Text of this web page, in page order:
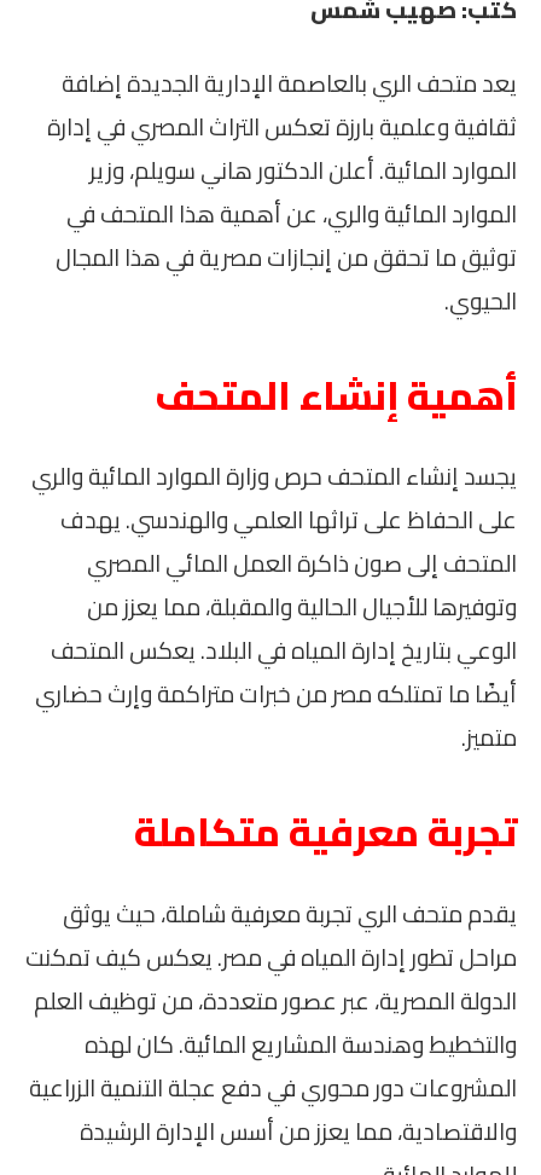
كتب: صهيب شمس
يعد متحف الري بالعاصمة الإدارية الجديدة إضافة
ثقافية وعلمية بارزة تعكس التراث المصري في إدارة
الموارد المائية. أعلن الدكتور هاني سويلم، وزير
الموارد المائية والري، عن أهمية هذا المتحف في
توثيق ما تحقق من إنجازات مصرية في هذا المجال
الحيوي.
أهمية إنشاء المتحف
يجسد إنشاء المتحف حرص وزارة الموارد المائية والري
على الحفاظ على تراثها العلمي والهندسي. يهدف
المتحف إلى صون ذاكرة العمل المائي المصري
وتوفيرها للأجيال الحالية والمقبلة، مما يعزز من
الوعي بتاريخ إدارة المياه في البلاد. يعكس المتحف
أيضًا ما تمتلكه مصر من خبرات متراكمة وإرث حضاري
متميز.
تجربة معرفية متكاملة
يقدم متحف الري تجربة معرفية شاملة، حيث يوثق
مراحل تطور إدارة المياه في مصر. يعكس كيف تمكنت
الدولة المصرية، عبر عصور متعددة، من توظيف العلم
والتخطيط وهندسة المشاريع المائية. كان لهذه
المشروعات دور محوري في دفع عجلة التنمية الزراعية
والاقتصادية، مما يعزز من أسس الإدارة الرشيدة